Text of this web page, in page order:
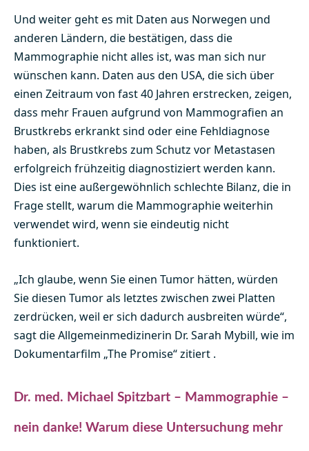
Und weiter geht es mit Daten aus Norwegen und
anderen Ländern, die bestätigen, dass die
Mammographie nicht alles ist, was man sich nur
wünschen kann. Daten aus den USA, die sich über
einen Zeitraum von fast 40 Jahren erstrecken, zeigen,
dass mehr Frauen aufgrund von Mammografien an
Brustkrebs erkrankt sind oder eine Fehldiagnose
haben, als Brustkrebs zum Schutz vor Metastasen
erfolgreich frühzeitig diagnostiziert werden kann.
Dies ist eine außergewöhnlich schlechte Bilanz, die in
Frage stellt, warum die Mammographie weiterhin
verwendet wird, wenn sie eindeutig nicht
funktioniert.
„Ich glaube, wenn Sie einen Tumor hätten, würden
Sie diesen Tumor als letztes zwischen zwei Platten
zerdrücken, weil er sich dadurch ausbreiten würde“,
sagt die Allgemeinmedizinerin Dr. Sarah Mybill, wie im
Dokumentarfilm „The Promise“ zitiert .
Dr. med. Michael Spitzbart – Mammographie –
nein danke! Warum diese Untersuchung mehr